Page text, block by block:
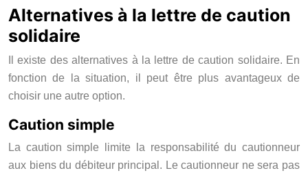
Alternatives à la lettre de caution
solidaire
Il existe des alternatives à la lettre de caution solidaire. En
fonction de la situation, il peut être plus avantageux de
choisir une autre option.
Caution simple
La caution simple limite la responsabilité du cautionneur
aux biens du débiteur principal. Le cautionneur ne sera pas